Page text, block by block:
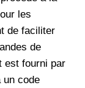
les
de faciliter
de
est fourni par
un code